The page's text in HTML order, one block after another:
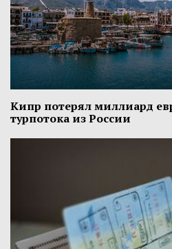
Кипр потерял миллиард
турпотока из России